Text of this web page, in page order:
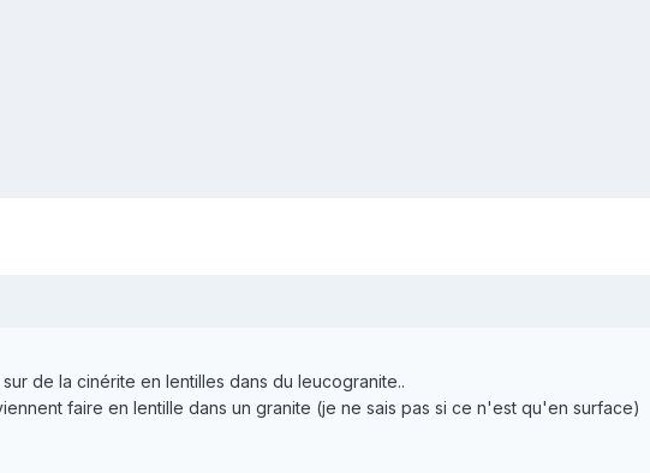
de la cinérite en lentilles dans du leucogranite..
faire en lentille dans un granite (je ne sais pas si ce n'est qu'en surface)